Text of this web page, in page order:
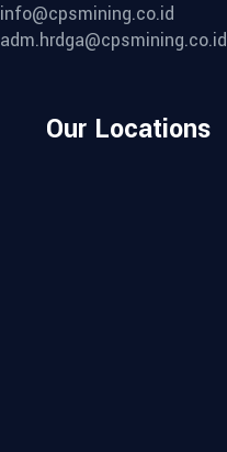
info@cpsmining.co.id
adm.hrdga@cpsmining.co.id
Our Locations